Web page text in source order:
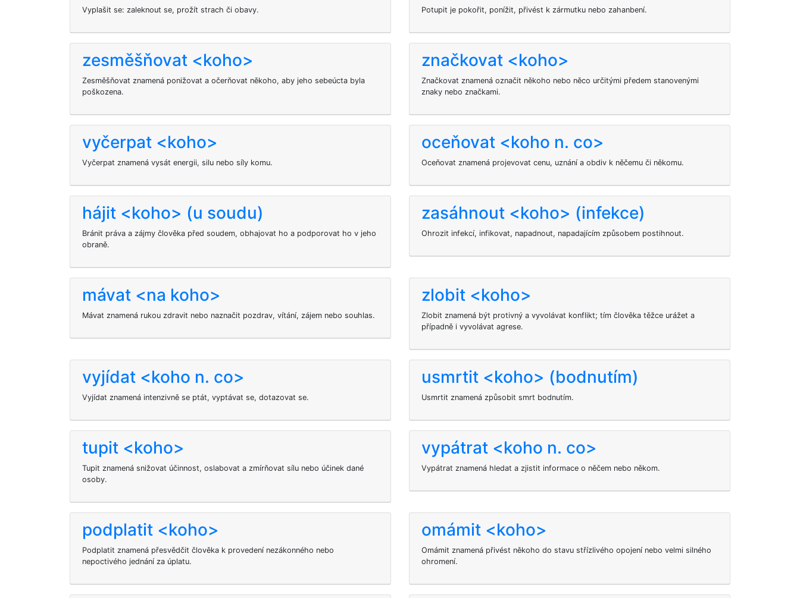
Vyplašit se: zaleknout se, prožít strach či obavy. Potupit je pokořit, ponížit, přivést k zármutku nebo zahanbení.
zesměšňovat <koho>
Zesměšňovat znamená ponižovat a očerňovat někoho, aby jeho sebeúcta byla
poškozena.
značkovat <koho>
Značkovat znamená označit někoho nebo něco určitými předem stanovenými
znaky nebo značkami.
vyčerpat <koho>
Vyčerpat znamená vysát energii, silu nebo síly komu.
oceňovat <koho n. co>
Oceňovat znamená projevovat cenu, uznání a obdiv k něčemu či někomu.
hájit <koho> (u soudu)
Bránit práva a zájmy člověka před soudem, obhajovat ho a podporovat ho v jeho
obraně.
zasáhnout <koho> (infekce)
Ohrozit infekcí, infikovat, napadnout, napadajícím způsobem postihnout.
mávat <na koho>
Mávat znamená rukou zdravit nebo naznačit pozdrav, vítání, zájem nebo souhlas.
zlobit <koho>
Zlobit znamená být protivný a vyvolávat konflikt; tím člověka těžce urážet a
případně i vyvolávat agrese.
vyjídat <koho n. co>
Vyjídat znamená intenzivně se ptát, vyptávat se, dotazovat se.
usmrtit <koho> (bodnutím)
Usmrtit znamená způsobit smrt bodnutím.
tupit <koho>
Tupit znamená snižovat účinnost, oslabovat a zmírňovat sílu nebo účinek dané
osoby.
vypátrat <koho n. co>
Vypátrat znamená hledat a zjistit informace o něčem nebo někom.
podplatit <koho>
Podplatit znamená přesvědčit člověka k provedení nezákonného nebo
nepoctivého jednání za úplatu.
omámit <koho>
Omámit znamená přivést někoho do stavu střízlivého opojení nebo velmi silného
ohromení.